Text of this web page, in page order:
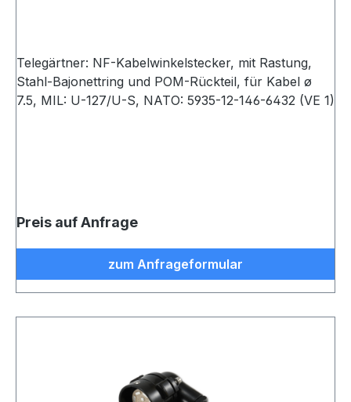
Telegärtner: NF-Kabelwinkelstecker, mit Rastung,
Stahl-Bajonettring und POM-Rückteil, für Kabel ø
7.5, MIL: U-127/U-S, NATO: 5935-12-146-6432 (VE 1)
Preis auf Anfrage
zum Anfrageformular